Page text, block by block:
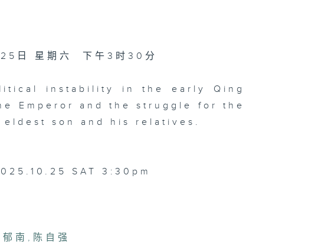
年大汇演
日 星期六 下午3时30分
instability in the early Qing
Emperor and the struggle for the
son and his relatives.
SAT 3:30pm
南 , 陈自强